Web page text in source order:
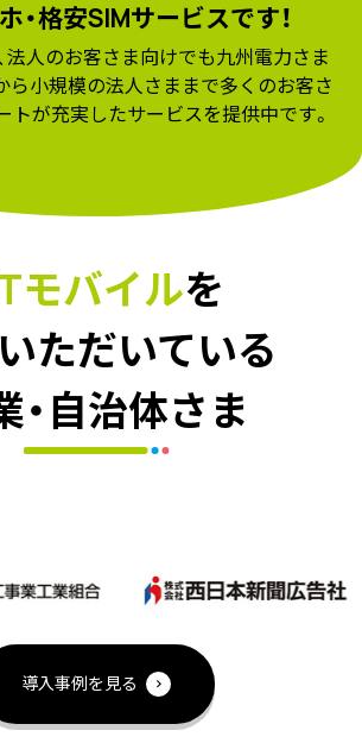
・格安SIMサービスです！
法人のお客さま向けでも九州電力さま
ら小規模の法人さままで多くのお客さ
トが充実したサービスを提供中です。
モバイルを
ただいている
・自治体さま
導入事例を見る